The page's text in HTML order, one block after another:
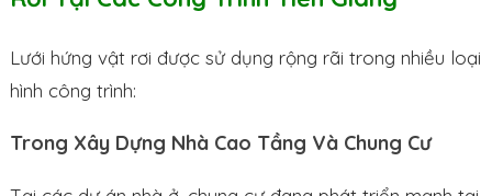
Lưới hứng vật rơi được sử dụng rộng rãi trong nhiều loại
hình công trình:
Trong Xây Dựng Nhà Cao Tầng Và Chung Cư